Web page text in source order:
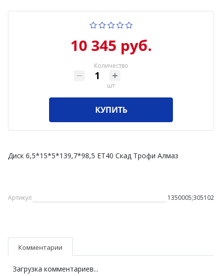
10 345 руб.
Количество
шт
КУПИТЬ
Диск 6,5*15*5*139,7*98,5 ET40 Скад Трофи Алмаз
Артикул 1350005;305102
Комментарии
Загрузка комментариев...